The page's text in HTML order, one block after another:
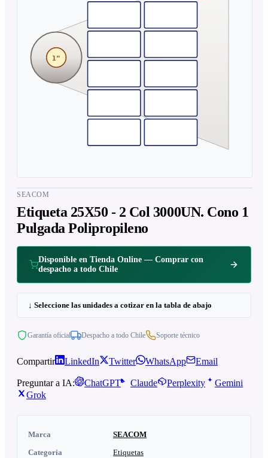
1"
SEACOM
Etiqueta 25X50 - 2 Col 3000UN. Cono 1
Pulgada Polipropileno
Disponible en Tienda Online — Comprar con
despacho a todo Chile
↓ Seleccione las unidades a cotizar en la tabla de abajo
Garantía oficial Despacho a todo Chile Soporte técnico
Compartir LinkedIn Twitter WhatsApp Email
Preguntar a IA: ChatGPT Claude Perplexity
Gemini
Grok
Marca
SEACOM
Categoria
Etiquetas